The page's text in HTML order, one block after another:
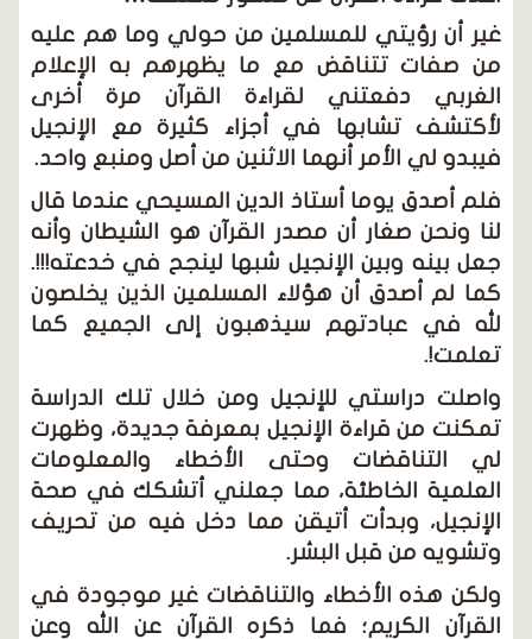
غير أن رؤيتي للمسلمين من حولي وما هم عليه
من صفات تتناقض مع ما يظهرهم به الإعلام
الغربي دفعتني لقراءة القرآن مرة أخرى
لأكتشف تشابها في أجزاء كثيرة مع الإنجيل
فيبدو لي الأمر أنهما الاثنين من أصل ومنبع واحد.
فلم أصدق يوما أستاذ الدين المسيحي عندما قال
لنا ونحن صغار أن مصدر القرآن هو الشيطان وأنه
جعل بينه وبين الإنجيل شبها لينجح في خدعته!!!.
كما لم أصدق أن هؤلاء المسلمين الذين يخلصون
لله في عبادتهم سيذهبون إلى الجميع كما
تعلمت!.
واصلت دراستي للإنجيل ومن خلال تلك الدراسة
تمكنت من قراءة الإنجيل بمعرفة جديدة، وظهرت
لي التناقضات وحتى الأخطاء والمعلومات
العلمية الخاطئة، مما جعلني أتشكك في صحة
الإنجيل، وبدأت أتيقن مما دخل فيه من تحريف
وتشويه من قبل البشر.
ولكن هذه الأخطاء والتناقضات غير موجودة في
القرآن الكريم؛ فما ذكره القرآن عن الله وعن